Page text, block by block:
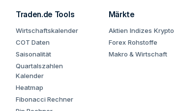
Traden.de Tools
Wirtschaftskalender
COT Daten
Saisonalität
Quartalszahlen
Kalender
Heatmap
Fibonacci Rechner
Märkte
Aktien Indizes Krypto
Forex Rohstoffe
Makro & Wirtschaft